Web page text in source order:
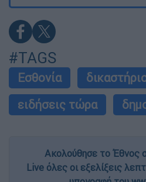
#TAGS
Εσθονία
ειδήσεις τώρα
Ακολούθησε το Έθνος
Live όλες οι εξελίξεις